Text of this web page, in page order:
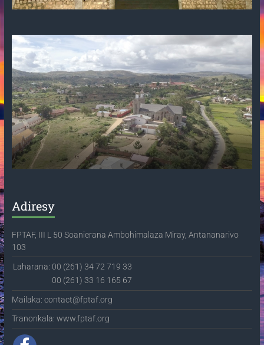
Adiresy
FPTAF, III L 50 Soanierana Ambohimalaza Miray, Antananarivo
103
Laharana: 00 (261) 34 72 719 33
00 (261) 33 16 165 67
Mailaka: contact@fptaf.org
Tranonkala: www.fptaf.org